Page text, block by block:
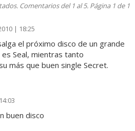
Comentarios del 1 al 5. Página 1 de 1
| 18:25
el próximo disco de un grande
Seal, mientras tanto
más que buen single Secret.
buen disco